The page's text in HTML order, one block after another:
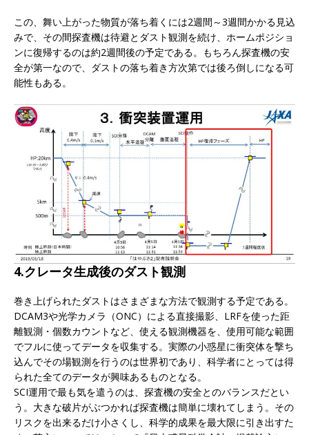
この、舞い上がった物質が落ち着くには2週間～3週間かかる見込
みで、その間探査機は待避とダスト観測を続け、ホームポジショ
ンに復帰するのは約2週間後の予定である。もちろん探査機の安
全が第一なので、ダストの落ち着き方次第では後ろ倒しになる可
能性もある。
4.クレータ生成後のダスト観測
巻き上げられたダストはさまざまな方法で観測する予定である。
DCAM3や光学カメラ（ONC）による直接撮影、LRFを使った距
離観測・個数カウントなど、使える観測機器を、使用可能な範囲
でフルに使ってデータを収集する。実際の小惑星に衝突体を撃ち
込んでその場観測を行うのは世界初であり、科学者にとっては得
られた全てのデータが興味あるものとなる。
SCI運用で最も気を遣うのは、探査機の安全とのバランスだとい
う。大きな破片がぶつかれば探査機は簡単に壊れてしまう。その
リスクを出来るだけ小さくし、科学的成果を最大限に引き出すた